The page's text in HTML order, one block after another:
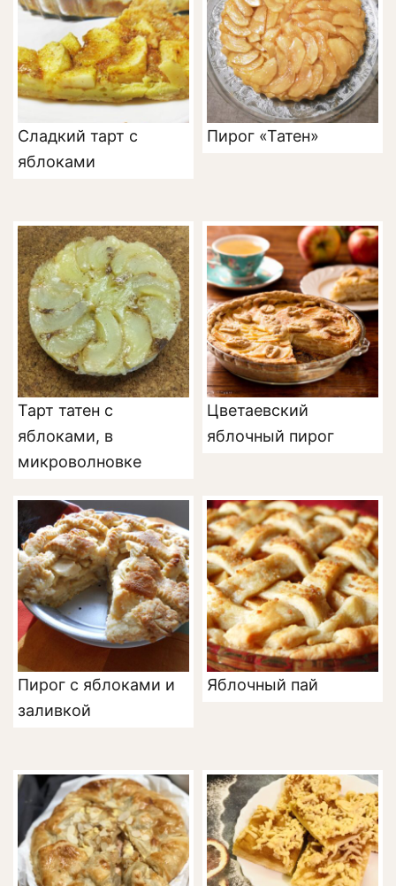
Сладкий тарт с
яблоками
Пирог «Татен»
Тарт татен с
яблоками, в
микроволновке
Цветаевский
яблочный пирог
Пирог с яблоками и
заливкой
Яблочный пай